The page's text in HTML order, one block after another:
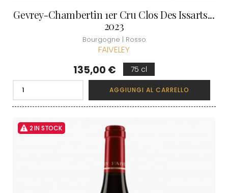
Gevrey-Chambertin 1er Cru Clos Des Issarts...
2023
Bourgogne | Rosso
FAIVELEY
Prezzo
135,00 € 75 cl
AGGIUNGI AL CARRELLO
2 IN STOCK